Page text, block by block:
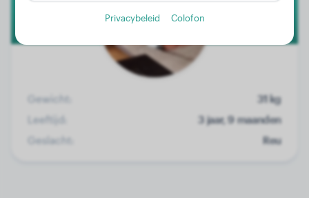
Gewicht:
31 kg
Leeftijd:
3 jaar, 9 maanden
Geslacht:
Reu
Privacybeleid Colofon